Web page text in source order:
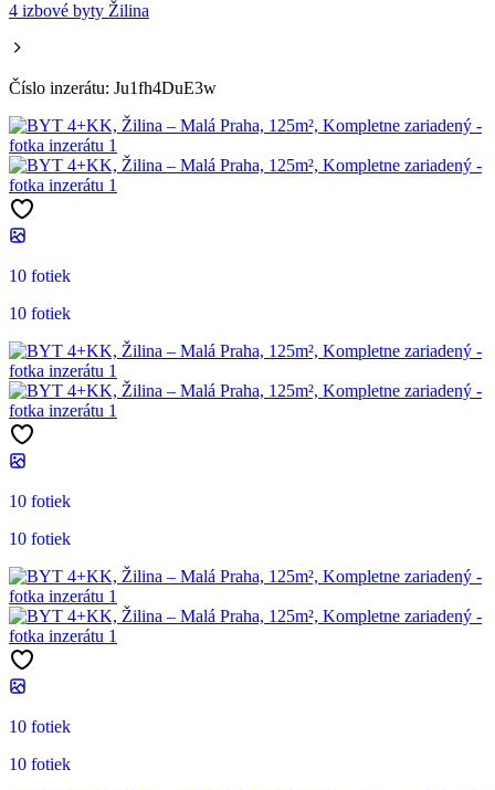
4 izbové byty Žilina
Číslo inzerátu: Ju1fh4DuE3w
10 fotiek
10 fotiek
10 fotiek
10 fotiek
10 fotiek
10 fotiek